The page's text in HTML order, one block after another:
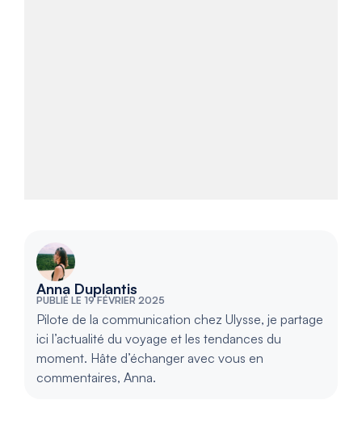
Anna Duplantis
PUBLIÉ LE 19 FÉVRIER 2025
Pilote de la communication chez Ulysse, je partage
ici l’actualité du voyage et les tendances du
moment. Hâte d’échanger avec vous en
commentaires, Anna.